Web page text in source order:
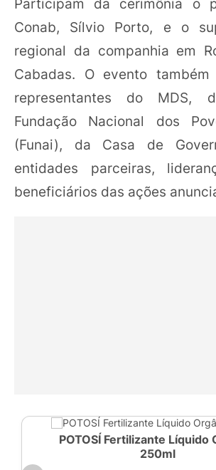
Participam da cerimônia o
Conab, Sílvio Porto, e o
regional da companhia em
Cabadas. O evento
representantes do MDS,
Fundação Nacional dos
(Funai), da Casa de
entidades parceiras,
beneficiários das ações
POTOSÍ Fertilizante Líquido
250ml